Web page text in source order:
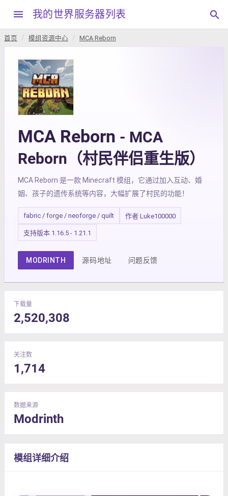
menu 我的世界服务器列表 search
首页 模组资源中心 MCA Reborn
MCA Reborn - MCA
Reborn（村民伴侣重生版）
MCA Reborn 是一款 Minecraft 模组，它通过加入互动、婚
姻、孩子的遗传系统等内容，大幅扩展了村民的功能！
fabric / forge / neoforge / quilt 作者 Luke100000
支持版本 1.16.5 - 1.21.1
MODRINTH 源码地址 问题反馈
下载量
2,520,308
关注数
1,714
数据来源
Modrinth
模组详细介绍